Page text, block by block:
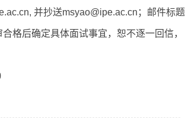
并抄送msyao@ipe.ac.cn ； 邮件标题
格后确定具体面试事宜，恕不逐一回信，